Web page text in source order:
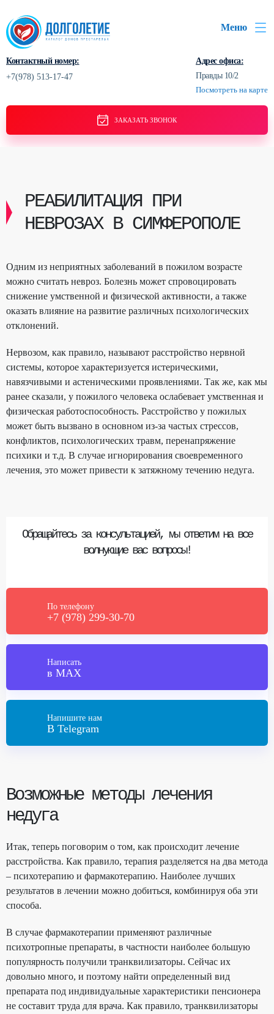
Адрес офиса:
Правды 10/2
Посмотреть на карте
Контактный номер:
+7(978) 513-17-47
Меню
ЗАКАЗАТЬ ЗВОНОК
РЕАБИЛИТАЦИЯ ПРИ
НЕВРОЗАХ В СИМФЕРОПОЛЕ
Одним из неприятных заболеваний в пожилом возрасте
можно считать невроз. Болезнь может спровоцировать
снижение умственной и физической активности, а также
оказать влияние на развитие различных психологических
отклонений.
Нервозом, как правило, называют расстройство нервной
системы, которое характеризуется истерическими,
навязчивыми и астеническими проявлениями. Так же, как мы
ранее сказали, у пожилого человека ослабевает умственная и
физическая работоспособность. Расстройство у пожилых
может быть вызвано в основном из-за частых стрессов,
конфликтов, психологических травм, перенапряжение
психики и т.д. В случае игнорирования своевременного
лечения, это может привести к затяжному течению недуга.
Обращайтесь за консультацией, мы ответим на все
волнующие вас вопросы!
По телефону
+7 (978) 299-30-70
Написать
в MAX
Напишите нам
В Telegram
Возможные методы лечения
недуга
Итак, теперь поговорим о том, как происходит лечение
расстройства. Как правило, терапия разделяется на два метода
– психотерапию и фармакотерапию. Наиболее лучших
результатов в лечении можно добиться, комбинируя оба эти
способа.
В случае фармакотерапии применяют различные
психотропные препараты, в частности наиболее большую
популярность получили транквилизаторы. Сейчас их
довольно много, и поэтому найти определенный вид
препарата под индивидуальные характеристики пенсионера
не составит труда для врача. Как правило, транквилизаторы